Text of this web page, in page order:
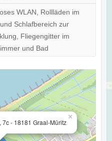
WLAN, Rollläden im
Schlafbereich zur
Fliegengitter im
und Bad
- 18181 Graal-Müritz
×